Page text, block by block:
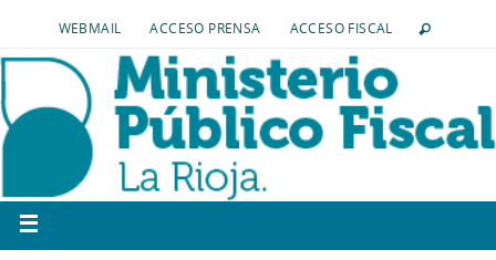
WEBMAIL ACCESO PRENSA ACCESO FISCAL